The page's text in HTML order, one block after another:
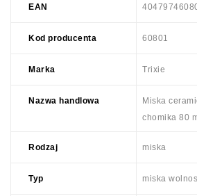
EAN
Kod producenta 60801
Marka Trixie
Nazwa handlowa
Miska
chomika 80
Rodzaj miska
Typ miska